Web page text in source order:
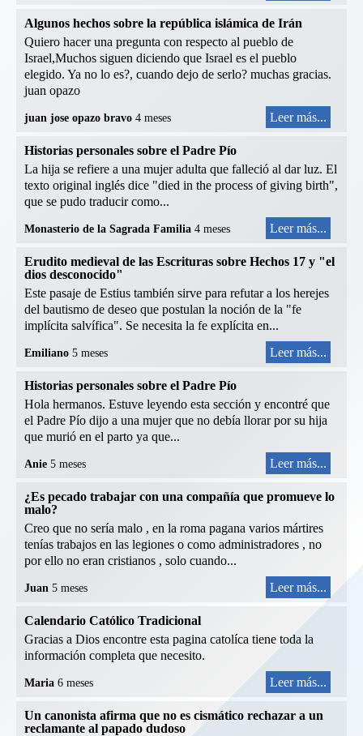
Algunos hechos sobre la república islámica de Irán
Quiero hacer una pregunta con respecto al pueblo de
Israel,Muchos siguen diciendo que Israel es el pueblo
elegido. Ya no lo es?, cuando dejo de serlo? muchas gracias.
juan opazo
juan jose opazo bravo 4 meses Leer más...
Historias personales sobre el Padre Pío
La hija se refiere a una mujer adulta que falleció al dar luz. El
texto original inglés dice "died in the process of giving birth",
que se pudo traducir como...
Monasterio de la Sagrada Familia 4 meses Leer más...
Erudito medieval de las Escrituras sobre Hechos 17 y "el
dios desconocido"
Este pasaje de Estius también sirve para refutar a los herejes
del bautismo de deseo que postulan la noción de la "fe
implícita salvífica". Se necesita la fe explícita en...
Emiliano 5 meses Leer más...
Historias personales sobre el Padre Pío
Hola hermanos. Estuve leyendo esta sección y encontré que
el Padre Pío dijo a una mujer que no debía llorar por su hija
que murió en el parto ya que...
Anie 5 meses Leer más...
¿Es pecado trabajar con una compañía que promueve lo
malo?
Creo que no sería malo , en la roma pagana varios mártires
tenías trabajos en las legiones o como administradores , no
por ello no eran cristianos , solo cuando...
Juan 5 meses Leer más...
Calendario Católico Tradicional
Gracias a Dios encontre esta pagina catolíca tiene toda la
información completa que necesito.
Maria 6 meses Leer más...
Un canonista afirma que no es cismático rechazar a un
reclamante al papado dudoso